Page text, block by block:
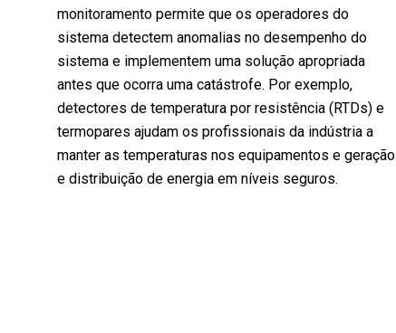
monitoramento permite que os operadores do
sistema detectem anomalias no desempenho do
sistema e implementem uma solução apropriada
antes que ocorra uma catástrofe. Por exemplo,
detectores de temperatura por resistência (RTDs) e
termopares ajudam os profissionais da indústria a
manter as temperaturas nos equipamentos e geração
e distribuição de energia em níveis seguros.